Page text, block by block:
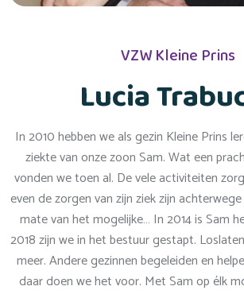
VZW Kleine Prins
Lucia
In 2010 hebben we als gezin Kleine Prins
ziekte van onze zoon Sam. Wat een
vonden we toen al. De vele activiteiten
even de zorgen van zijn ziek zijn
mate van het mogelijke… In 2014 is Sam
2018 zijn we in het bestuur gestapt.
meer. Andere gezinnen begeleiden en
daar doen we het voor. Met Sam op élk